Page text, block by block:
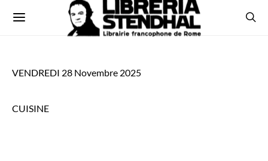
VENDREDI 28 Novembre 2025
CUISINE